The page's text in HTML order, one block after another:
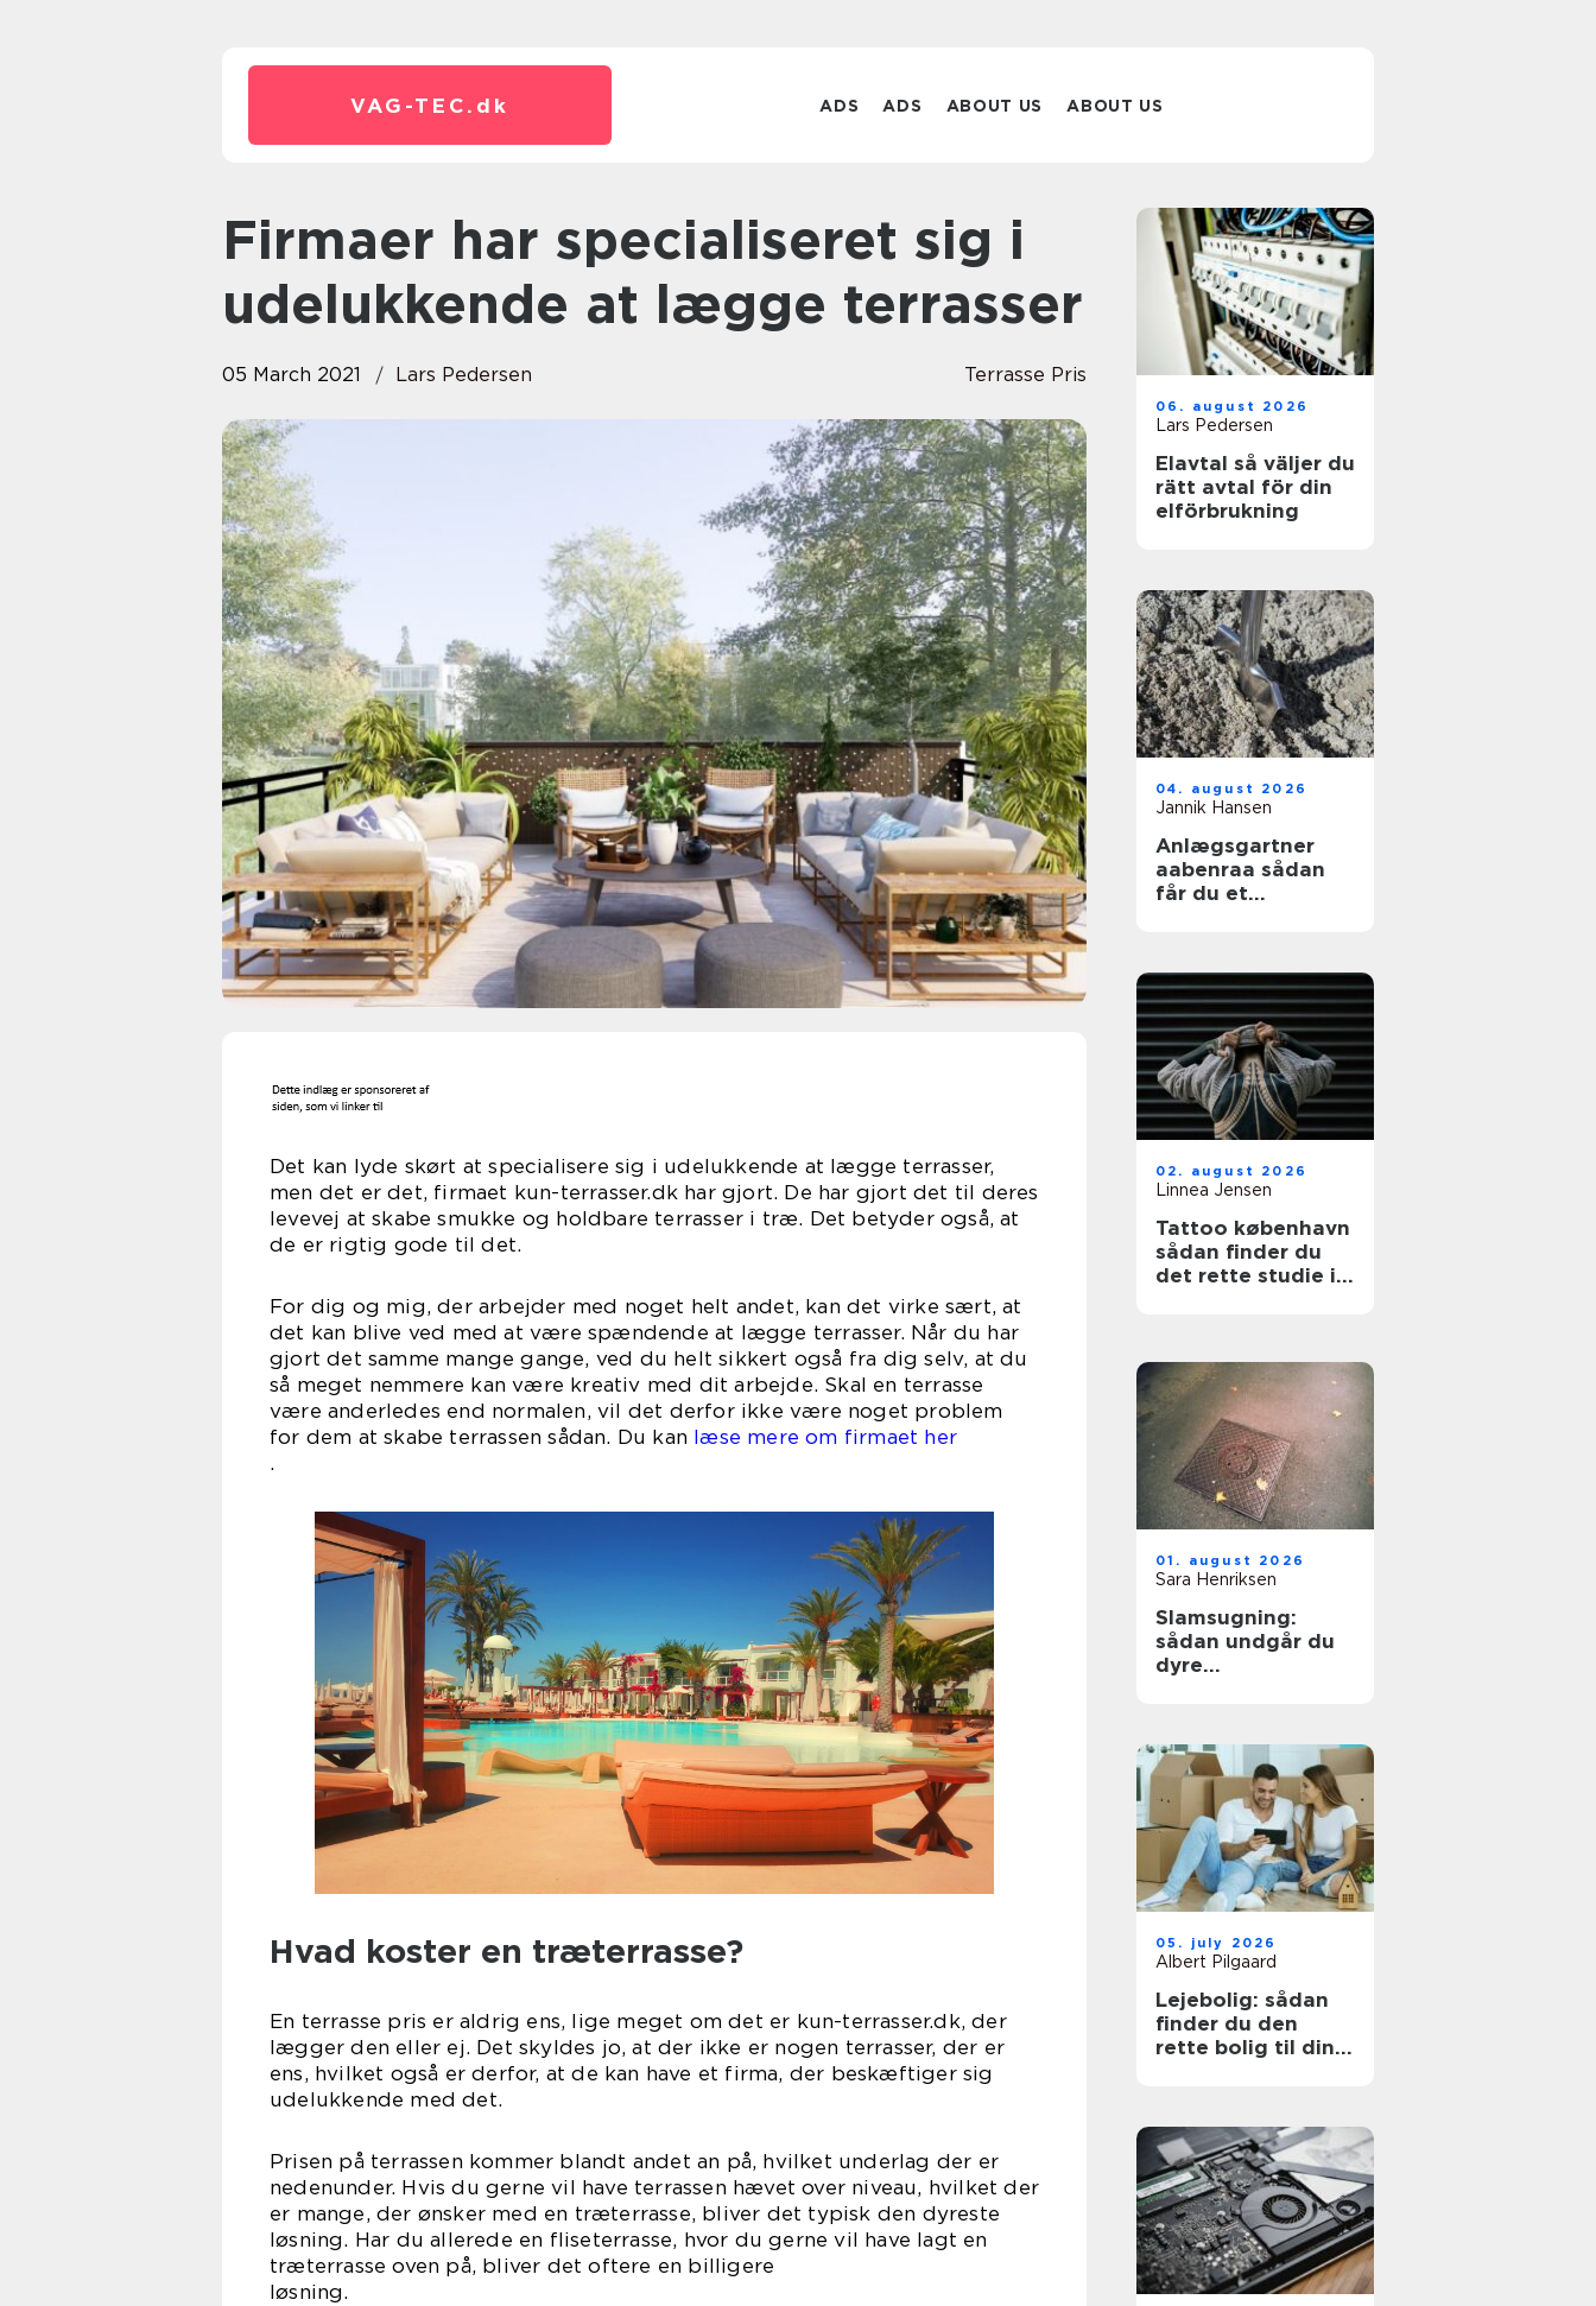
VAG-TEC. dk ADS ADS ABOUT US ABOUT US
Firmaer har specialiseret sig i
udelukkende at lægge terrasser
05 March 2021 Lars Pedersen Terrasse Pris
Det kan lyde skørt at specialisere sig i udelukkende at lægge terrasser,
men det er det, firmaet kun-terrasser.dk har gjort. De har gjort det til deres
levevej at skabe smukke og holdbare terrasser i træ. Det betyder også, at
de er rigtig gode til det.
For dig og mig, der arbejder med noget helt andet, kan det virke sært, at
det kan blive ved med at være spændende at lægge terrasser. Når du har
gjort det samme mange gange, ved du helt sikkert også fra dig selv, at du
så meget nemmere kan være kreativ med dit arbejde. Skal en terrasse
være anderledes end normalen, vil det derfor ikke være noget problem
for dem at skabe terrassen sådan. Du kan læse mere om firmaet her
.
Hvad koster en træterrasse?
En terrasse pris er aldrig ens, lige meget om det er kun-terrasser.dk, der
lægger den eller ej. Det skyldes jo, at der ikke er nogen terrasser, der er
ens, hvilket også er derfor, at de kan have et firma, der beskæftiger sig
udelukkende med det.
Prisen på terrassen kommer blandt andet an på, hvilket underlag der er
nedenunder. Hvis du gerne vil have terrassen hævet over niveau, hvilket der
er mange, der ønsker med en træterrasse, bliver det typisk den dyreste
løsning. Har du allerede en fliseterrasse, hvor du gerne vil have lagt en
træterrasse oven på, bliver det oftere en billigere
løsning.
06. august 2026
Lars Pedersen
Elavtal så väljer du
rätt avtal för din
elförbrukning
04. august 2026
Jannik Hansen
Anlægsgartner
aabenraa sådan
får du et
02. august 2026
Linnea Jensen
Tattoo københavn
sådan finder du
det rette studie i
01. august 2026
Sara Henriksen
Slamsugning:
sådan undgår du
dyre
05. july 2026
Albert Pilgaard
Lejebolig: sådan
finder du den
rette bolig til din